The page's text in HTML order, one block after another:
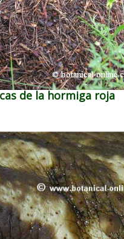
de la hormiga roja